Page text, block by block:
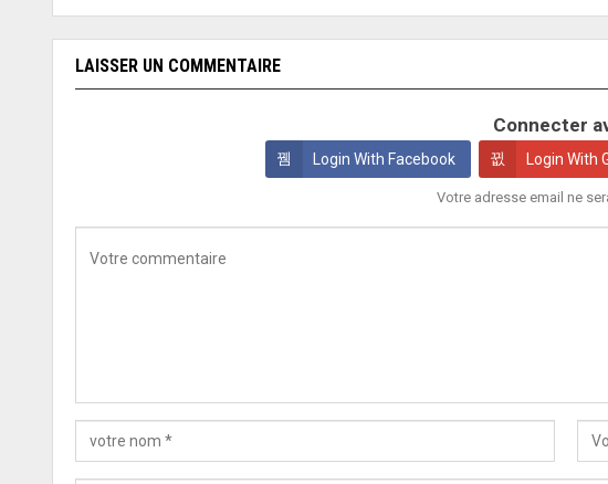
LAISSER UN COMMENTAIRE
Connecter
Login With Facebook Login With
Votre adresse email ne